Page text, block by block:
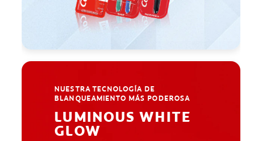
NUESTRA TECNOLOGÍA DE
BLANQUEAMIENTO MÁS PODEROSA
LUMINOUS WHITE
GLOW